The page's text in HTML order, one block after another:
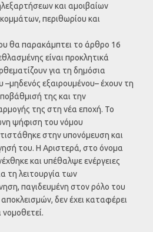
και αμοιβαίων
περιθωρίου και
θα παρακάμπτει το άρθρο 16
είναι προκλητικά
για τη δημόσια
εξαιρουμένου– έχουν τη
της και την
της στη νέα εποχή. Το
ψήφιση του νόμου
στην υπονόμευση και
του. Η Αριστερά, στο όνομα
και υπέθαλψε ενέργειες
τη λειτουργία των
παγιδευμένη στον ρόλο του
δεν έχει καταφέρει
νομοθετεί.